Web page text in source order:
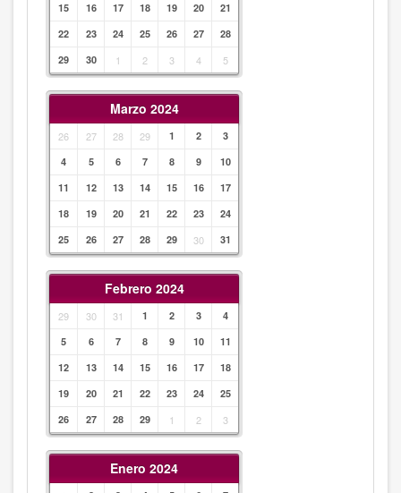
15
16 17 18 19 20
21
22
23 24 25 26 27
28
29
30 1 2 3 4 5
Marzo 2024
26 27 28 29 1 2
3
4
5 6 7 8 9
10
11
12 13 14 15 16
17
18
19 20 21 22 23
24
25
26 27 28 29 30 31
Febrero 2024
29 30 31 1 2 3
4
5
6 7 8 9 10
11
12
13 14 15 16 17
18
19
20 21 22 23 24
25
26
27 28 29 1 2 3
Enero 2024